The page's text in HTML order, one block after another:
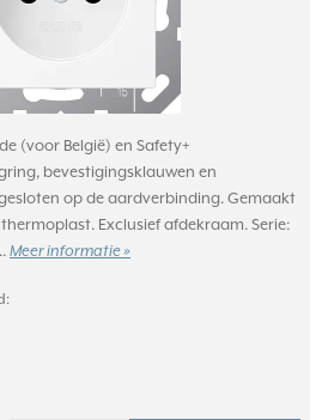
(voor België) en Safety+
bevestigingsklauwen en
op de aardverbinding. Gemaakt
Exclusief afdekraam. Serie:
Meer informatie »